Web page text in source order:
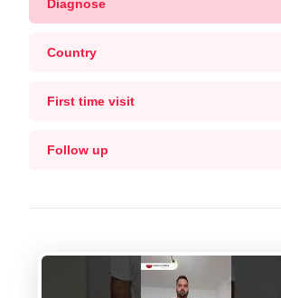
Diagnose
Country
First time visit
Follow up